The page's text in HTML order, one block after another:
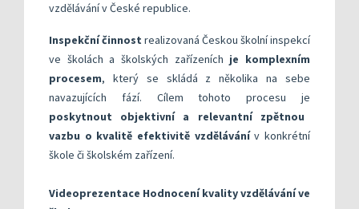
vzdělávání v České republice.
Inspekční činnost realizovaná Českou školní inspekcí
ve školách a školských zařízeních je komplexním
procesem, který se skládá z několika na sebe
navazujících fází. Cílem tohoto procesu je
poskytnout objektivní a relevantní zpětnou
vazbu o kvalitě efektivitě vzdělávánív konkrétní
škole či školském zařízení.
Videoprezentace Hodnocení kvality vzdělávání ve